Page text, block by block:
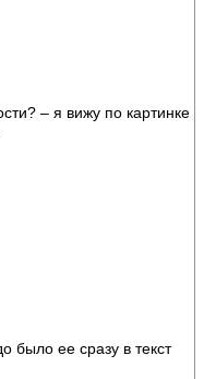
– я вижу по картинке
было ее сразу в текст